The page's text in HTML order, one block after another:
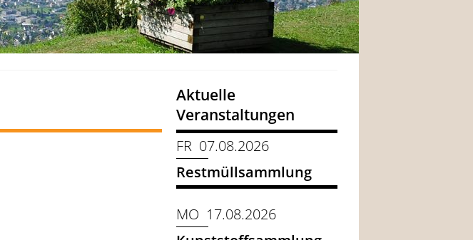
Aktuelle
Veranstaltungen
FR 07.08.2026
Restmüllsammlung
MO 17.08.2026